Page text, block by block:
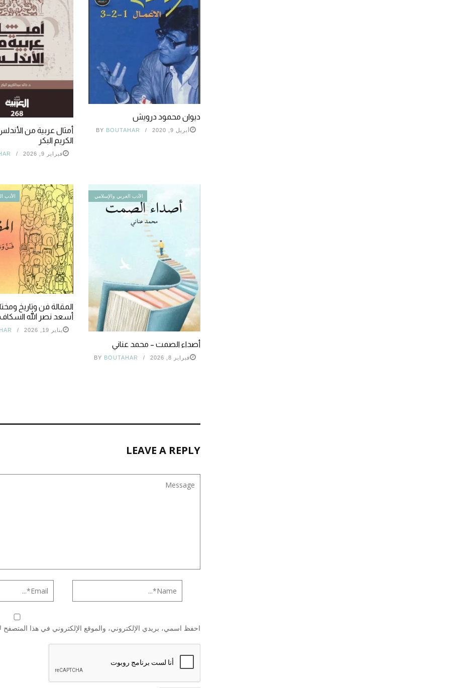
أمثال عربية من
الكريم البكر
فبراير 9, 2026
ديوان محمود درويش
أبريل 9, 2020 BY BOUTAHAR
الأدب
المقالة فن وتاريخ
أسعد نصر الله السكاف
يناير 19, 2026
الأدب العربي والإسلامي
أصداء الصمت – محمد عناني
فبراير 8, 2026 BY BOUTAHAR
LEAVE A REPLY
احفظ اسمي، بريدي الإلكتروني، والموقع الإلكتروني في هذا المتصفح